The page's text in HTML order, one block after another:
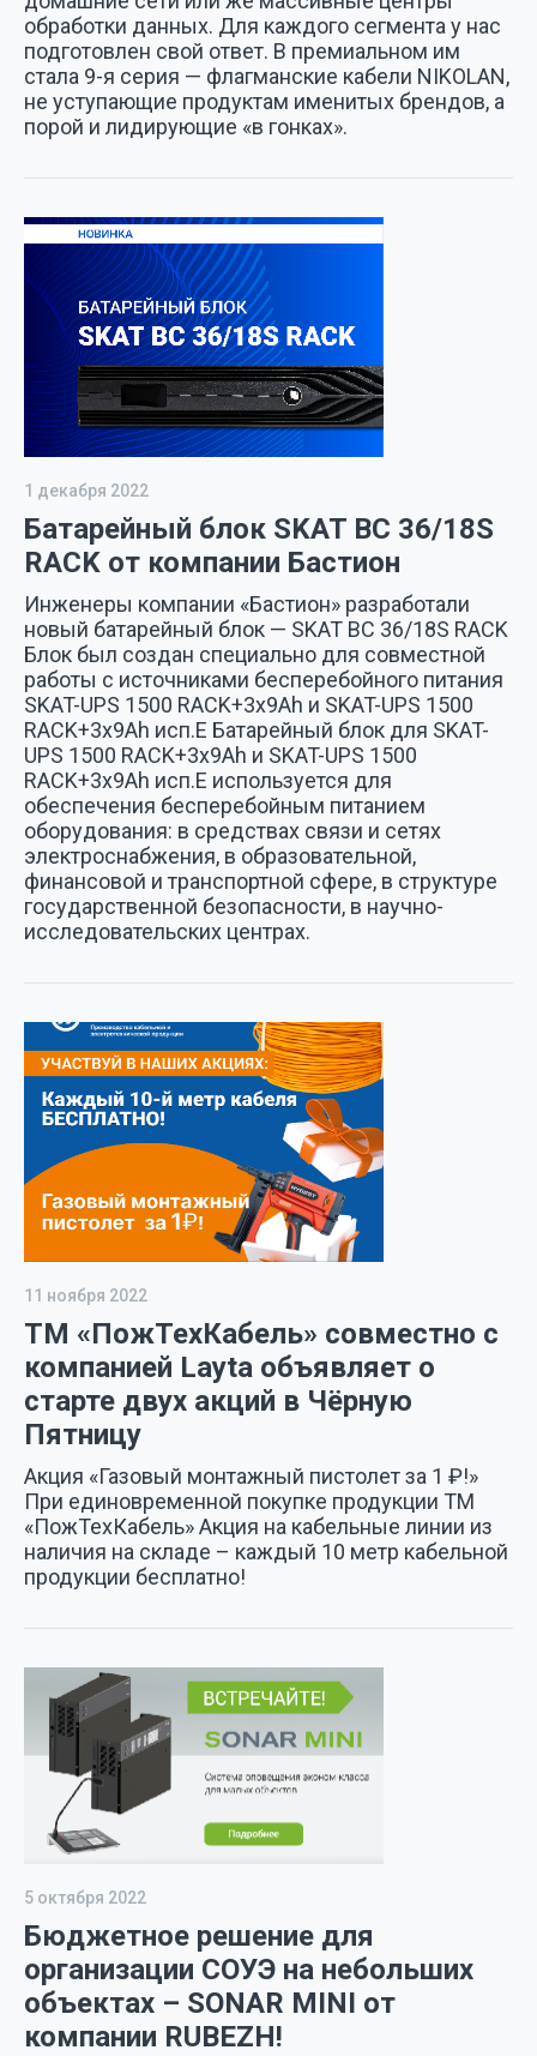
обработки данных. Для каждого сегмента у нас
подготовлен свой ответ. В премиальном им
стала 9-я серия — флагманские кабели NIKOLAN,
не уступающие продуктам именитых брендов, а
порой и лидирующие «в гонках».
1 декабря 2022
Батарейный блок SKAT BC 36/18S
RACK от компании Бастион
Инженеры компании «Бастион» разработали
новый батарейный блок — SKAT BC 36/18S RACK
Блок был создан специально для совместной
работы с источниками бесперебойного питания
SKAT-UPS 1500 RACK+3x9Ah и SKAT-UPS 1500
RACK+3x9Ah исп.Е Батарейный блок для SKAT-
UPS 1500 RACK+3x9Ah и SKAT-UPS 1500
RACK+3x9Ah исп.Е используется для
обеспечения бесперебойным питанием
оборудования: в средствах связи и сетях
электроснабжения, в образовательной,
финансовой и транспортной сфере, в структуре
государственной безопасности, в научно-
исследовательских центрах.
11 ноября 2022
ТМ «ПожТехКабель» совместно с
компанией Layta объявляет о
старте двух акций в Чёрную
Пятницу
Акция «Газовый монтажный пистолет за 1 ₽!»
При единовременной покупке продукции ТМ
«ПожТехКабель» Акция на кабельные линии из
наличия на складе – каждый 10 метр кабельной
продукции бесплатно!
5 октября 2022
Бюджетное решение для
организации СОУЭ на небольших
объектах – SONAR MINI от
компании RUBEZH!